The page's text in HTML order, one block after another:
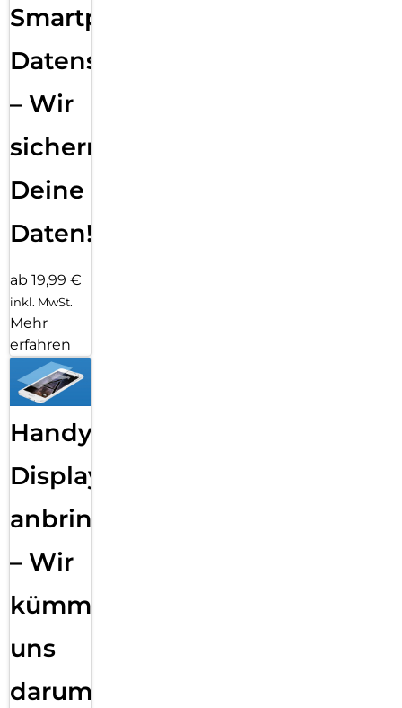
Smartphone
Datensicherung
– Wir
sichern
Deine
Daten!
ab 19,99 €
inkl. MwSt.
Mehr
erfahren
Handy
Displayfolie
anbringen
– Wir
kümmern
uns
darum!